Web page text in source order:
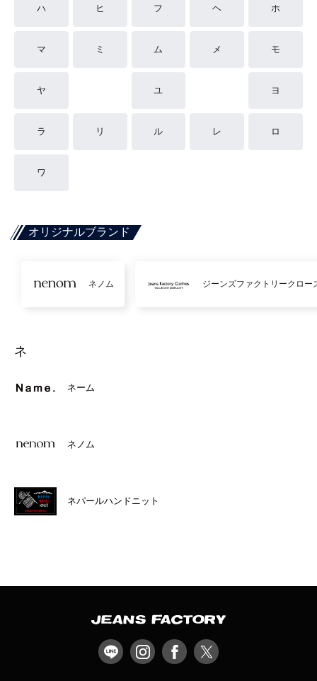
ハ ヒ フ ヘ ホ
マ ミ ム メ モ
ヤ ユ ヨ
ラ リ ル レ ロ
ワ
オリジナルブランド
ネノム ジーンズファクトリークロー
ネ
ネーム
ネノム
ネパールハンドニット